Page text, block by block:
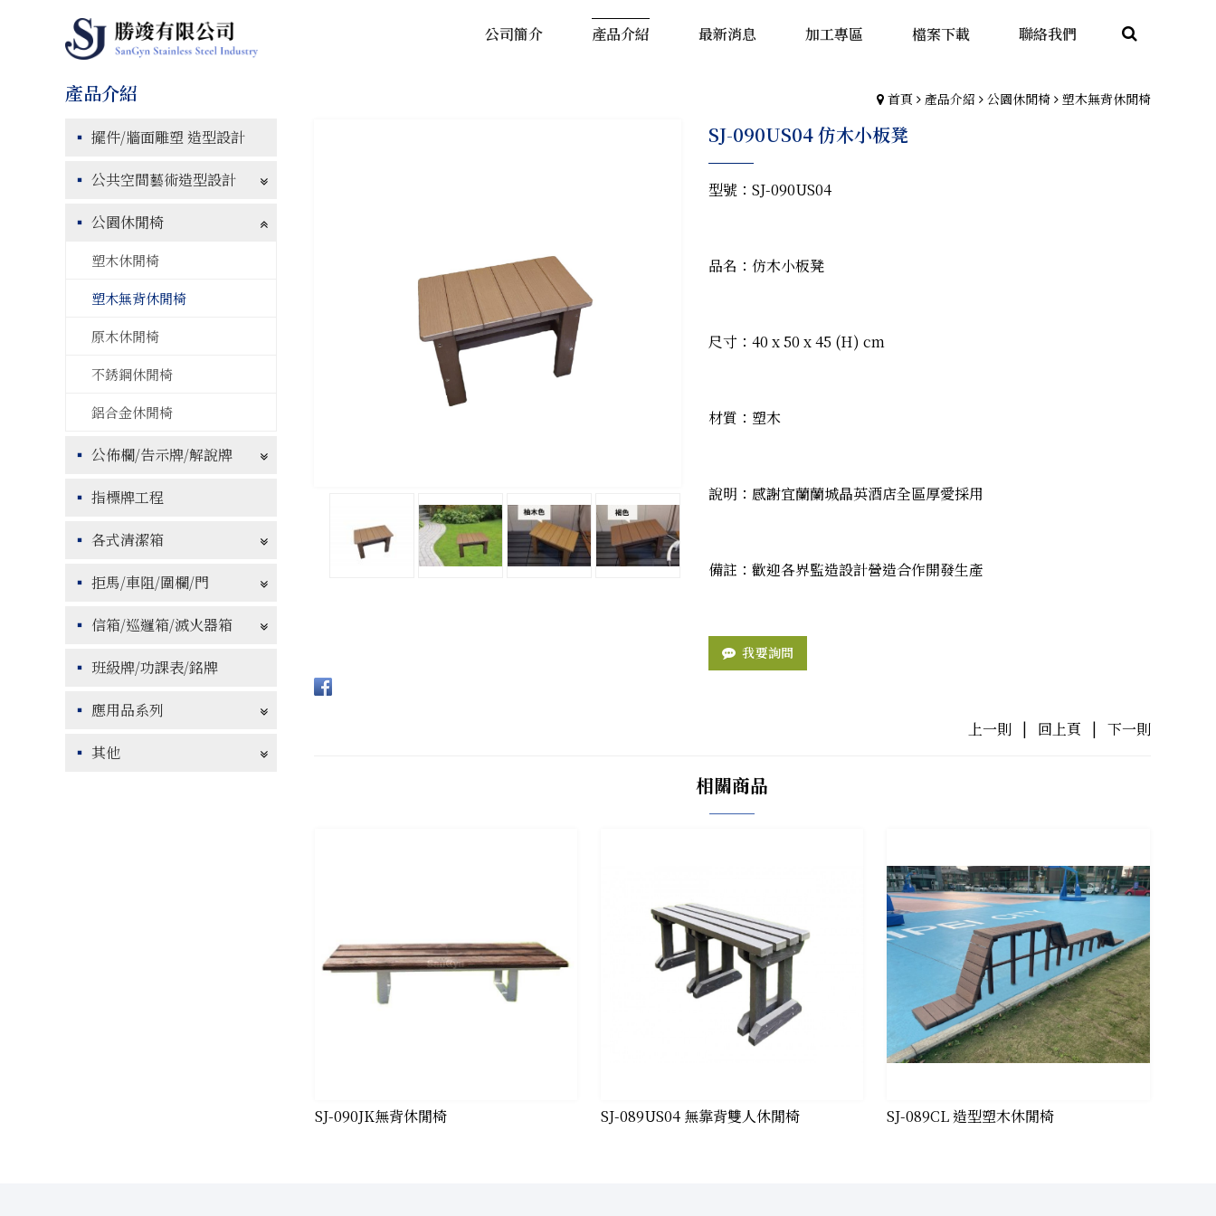
公司簡介 產品介紹 最新消息 加工專區 檔案下載 聯絡我們
首頁 產品介紹 公園休閒椅 塑木無背休閒椅
擺件/牆面雕塑 造型設計
公共空間藝術造型設計
公園休閒椅
塑木休閒椅
塑木無背休閒椅
原木休閒椅
不銹鋼休閒椅
鋁合金休閒椅
公佈欄/告示牌/解說牌
指標牌工程
各式清潔箱
拒馬/車阻/圍欄/門
信箱/巡邏箱/滅火器箱
班級牌/功課表/銘牌
應用品系列
其他
SJ-090US04 仿木小板凳
型號：SJ-090US04
品名：仿木小板凳
尺寸：40 x 50 x 45 (H) cm
材質：塑木
說明：感謝宜蘭蘭城晶英酒店全區厚愛採用
備註：歡迎各界監造設計營造合作開發生產
我要詢問
上一則 | 回上頁 | 下一則
相關商品
SJ-090JK無背休閒椅 SJ-089US04 無靠背雙人休閒椅 SJ-089CL 造型塑木休閒椅